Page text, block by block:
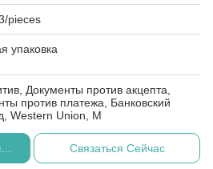
pieces
упаковка
Документы против акцепта,
против платежа, Банковский
Western Union, M
Связаться Сейчас